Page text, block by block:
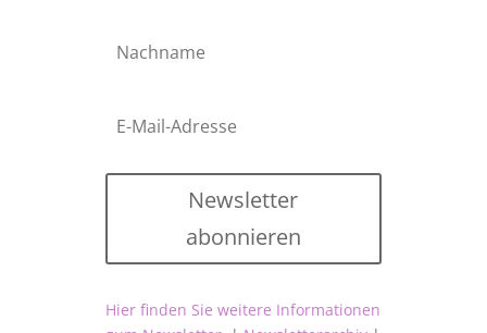
Newsletter
abonnieren
Hier finden Sie weitere Informationen